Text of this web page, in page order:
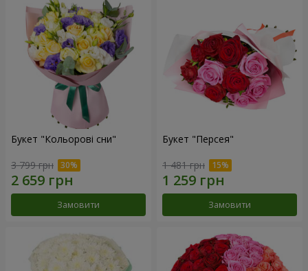
Букет "Кольорові сни"
3 799 грн
Замовити
Букет "Персея"
1 481 грн
Замовити